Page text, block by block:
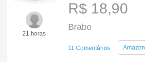
21 horas
R$ 18,90
Brabo
11 Comentários Amazon